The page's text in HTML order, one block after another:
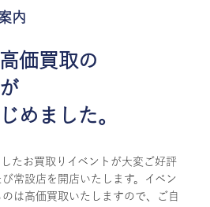
内
価買取の
めました。
たお買取りイベントが大変ご好評
常設店を開店いたします。イベン
は高価買取いたしますので、ご自